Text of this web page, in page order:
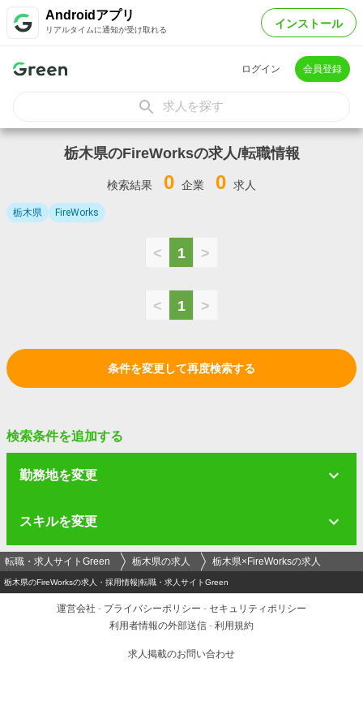
Androidアプリ
リアルタイムに通知が受け取れる インストール
ログイン 会員登録
求人を探す
栃木県のFireWorksの求人/転職情報
検索結果 0 企業 0 求人
栃木県 FireWorks
< 1 >
< 1 >
条件を変更して再度検索する
検索条件を追加する
勤務地を変更
スキルを変更
転職・求人サイトGreen 栃木県の求人 栃木県×FireWorksの求人
栃木県のFireWorksの求人・採用情報|転職・求人サイトGreen
運営会社 - プライバシーポリシー - セキュリティポリシー
利用者情報の外部送信 - 利用規約
求人掲載のお問い合わせ